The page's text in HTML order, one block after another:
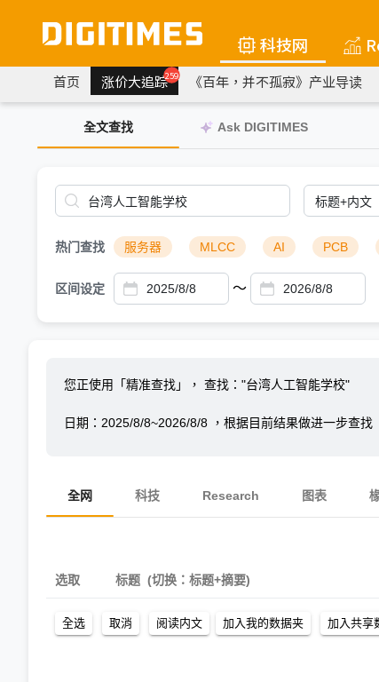
科技网
首页 涨价大追踪259 《百年，并不孤寂》产业导读
全文查找 Ask DIGITIMES
热门查找 服务器 MLCC AI PCB
区间设定 ～
您正使用「精准查找」， 查找："台湾人工智能学校"
日期： 2025/8/8~2026/8/8 ，根据目前结果做进一步查找
全网 科技 Research 图表
选取 标题 (切换：标题+摘要)